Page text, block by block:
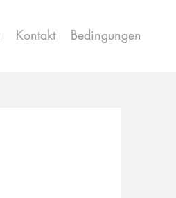
Kontakt Bedingungen